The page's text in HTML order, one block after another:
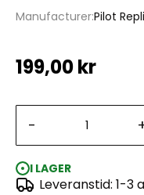
ManufacturerPilot
199,00 kr
-
I LAGER
Leveranstid: 1-3
Piloter Svenska